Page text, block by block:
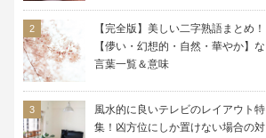
【完全版】美しい二字熟語まとめ！
【儚い・幻想的・自然・華やか】な
言葉一覧＆意味
風水的に良いテレビのレイアウト特
集！凶方位にしか置けない場合の対